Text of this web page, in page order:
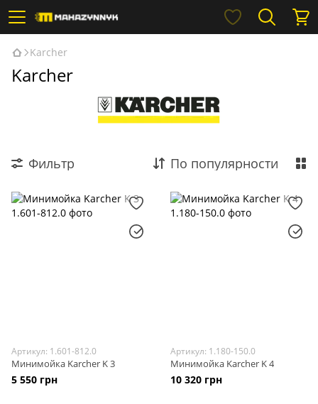
Karcher
Karcher
Фильтр По популярности
Артикул: 1.601-812.0
Минимойка Karcher K 3
5 550 грн
Артикул: 1.180-150.0
Минимойка Karcher K 4
10 320 грн